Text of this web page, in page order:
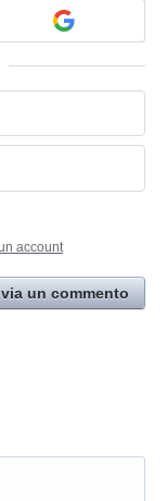
account
un commento